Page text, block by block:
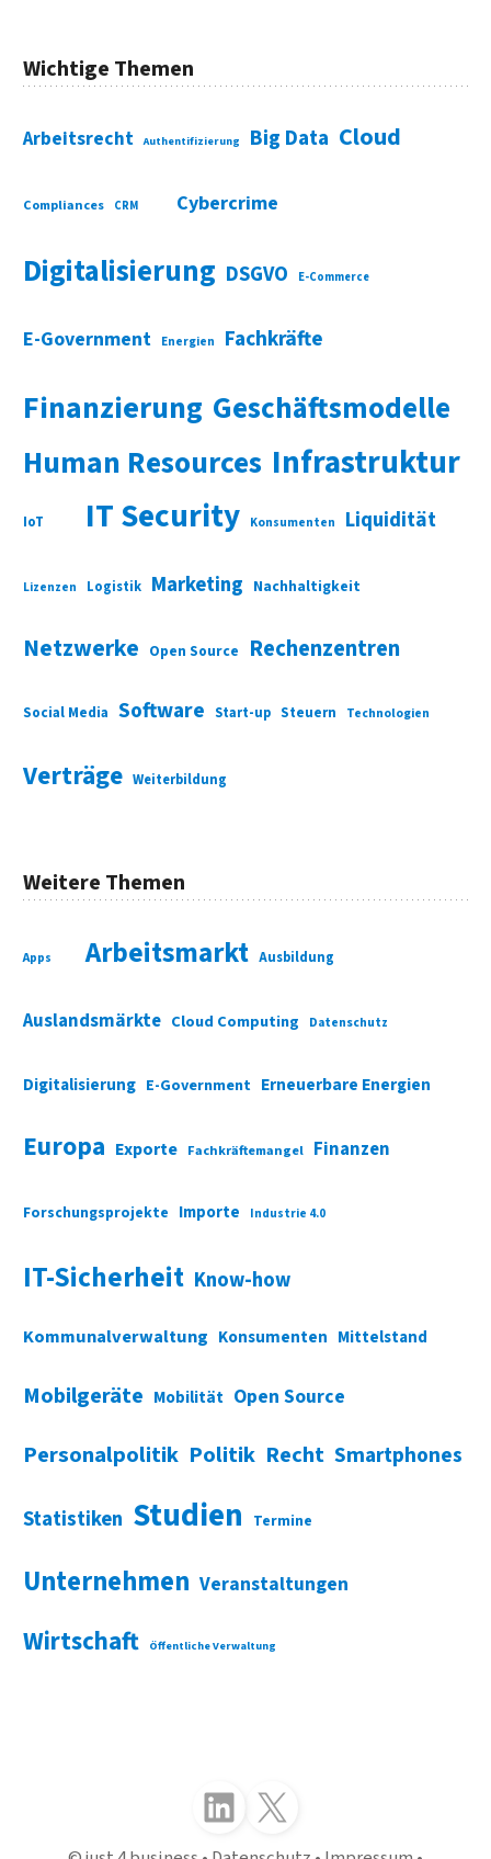
Wichtige Themen
Arbeitsrecht Authentifizierung Big Data Cloud
Compliances CRM Cybercrime
Digitalisierung DSGVO E-Commerce
E-Government Energien Fachkräfte
Finanzierung Geschäftsmodelle
Human Resources Infrastruktur
IoT IT Security Konsumenten Liquidität
Lizenzen Logistik Marketing Nachhaltigkeit
Netzwerke Open Source Rechenzentren
Social Media Software Start-up Steuern Technologien
Verträge Weiterbildung
Weitere Themen
Apps Arbeitsmarkt Ausbildung
Auslandsmärkte Cloud Computing Datenschutz
Digitalisierung E-Government Erneuerbare Energien
Europa Exporte Fachkräftemangel Finanzen
Forschungsprojekte Importe Industrie 4.0
IT-Sicherheit Know-how
Kommunalverwaltung Konsumenten Mittelstand
Mobilgeräte Mobilität Open Source
Personalpolitik Politik Recht Smartphones
Statistiken Studien Termine
Unternehmen Veranstaltungen
Wirtschaft Öffentliche Verwaltung
Folgen Sie uns auf LinkedInFolgen Sie uns auf X (Twitter)